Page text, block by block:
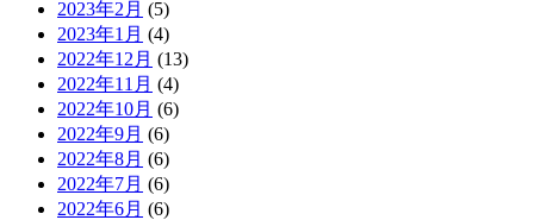
2023年2月 (5)
2023年1月 (4)
2022年12月 (13)
2022年11月 (4)
2022年10月 (6)
2022年9月 (6)
2022年8月 (6)
2022年7月 (6)
2022年6月 (6)